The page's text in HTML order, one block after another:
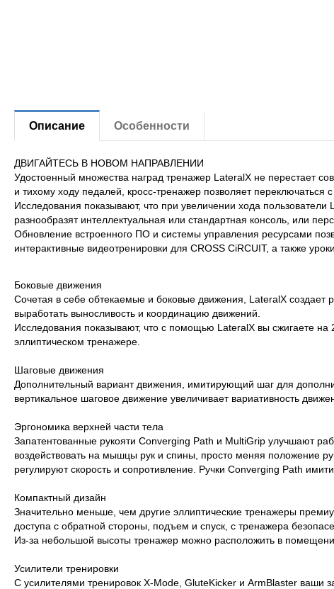
Описание Особенности
ДВИГАЙТЕСЬ В НОВОМ НАПРАВЛЕНИИ
Удостоенный множества наград тренажер LateralX не перестает
и тихому ходу педалей, кросс-тренажер позволяет переключаться
Исследования показывают, что при увеличении хода
разнообразят интеллектуальная или стандартная консоль, или
Обновление встроенного ПО и системы управления ресурсами
интерактивные видеотренировки для CROSS CiRCUIT, а также
Боковые движения
Сочетая в себе обтекаемые и боковые движения, LateralX
выработать выносливость и координацию движений.
Исследования показывают, что с помощью LateralX вы сжигаете
эллиптическом тренажере.
Шаговые движения
Дополнительный вариант движения, имитирующий шаг для
вертикальное шаговое движение увеличивает вариативность
Эргономика верхней части тела
Запатентованные рукояти Converging Path и MultiGrip улучшают
воздействовать на мышцы рук и спины, просто меняя положение
регулируют скорость и сопротивление. Ручки Converging Path
Компактный дизайн
Значительно меньше, чем другие эллиптические тренажеры
доступа с обратной стороны, подъем и спуск, с тренажера
Из-за небольшой высоты тренажер можно расположить в
Усилители тренировки
С усилителями тренировок X-Mode, GluteKicker и ArmBlaster ваши